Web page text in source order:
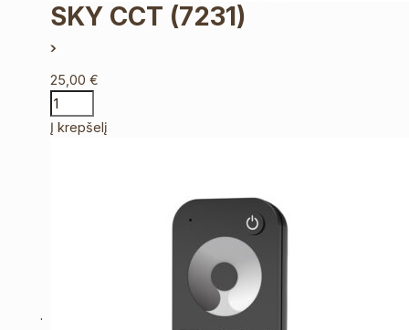
SKY CCT (7231)
25,00€
Į krepšelį